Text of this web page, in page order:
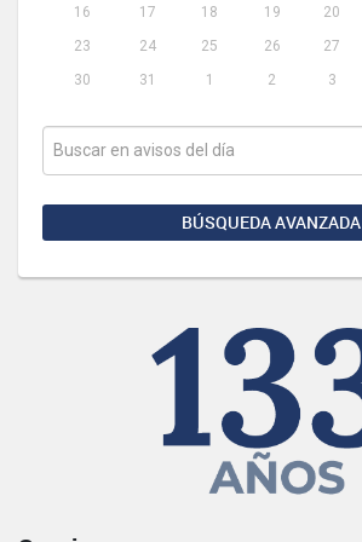
16
17 18 19 20
23
24 25 26 27
30
31 1 2 3
BÚSQUEDA AVANZADA